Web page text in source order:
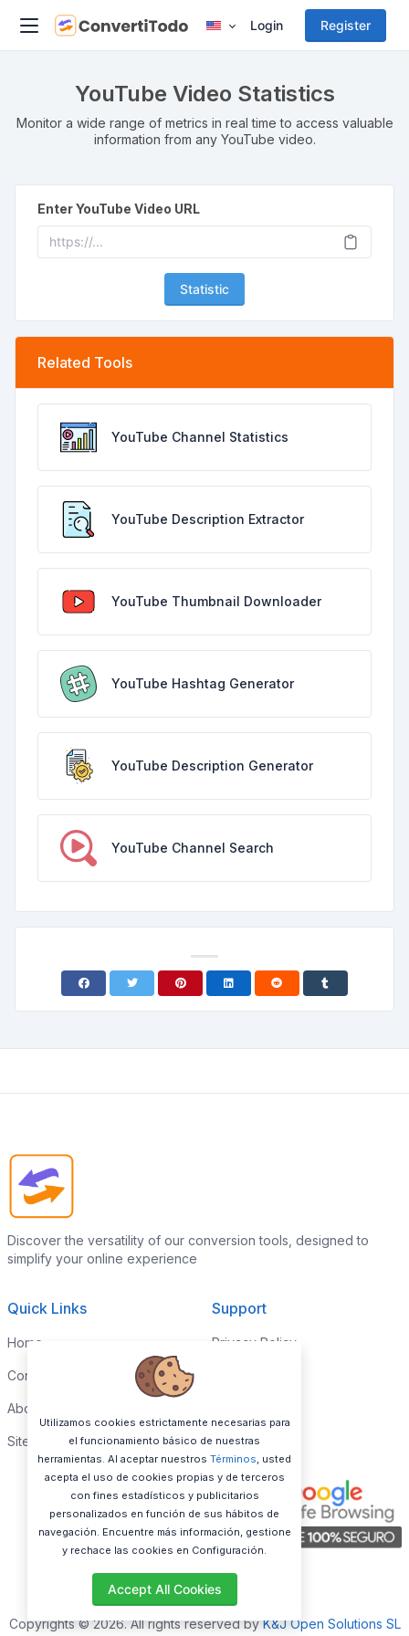
Login Register
YouTube Video Statistics
Monitor a wide range of metrics in real time to access valuable
information from any YouTube video.
Enter YouTube Video URL
Statistic
Related Tools
YouTube Channel Statistics
YouTube Description Extractor
YouTube Thumbnail Downloader
YouTube Hashtag Generator
YouTube Description Generator
YouTube Channel Search
Discover the versatility of our conversion tools, designed to
simplify your online experience
Quick Links
Home
Contact Support
About Us
Sitemap
Support
Privacy Policy
Copyrights © 2026. All rights reserved byK&J Open Solutions SL
Utilizamos cookies estrictamente necesarias para
el funcionamiento básico de nuestras
herramientas. Al aceptar nuestros Términos, usted
acepta el uso de cookies propias y de terceros
con fines estadísticos y publicitarios
personalizados en función de sus hábitos de
navegación. Encuentre más información, gestione
y rechace las cookies en Configuración.
Accept All Cookies